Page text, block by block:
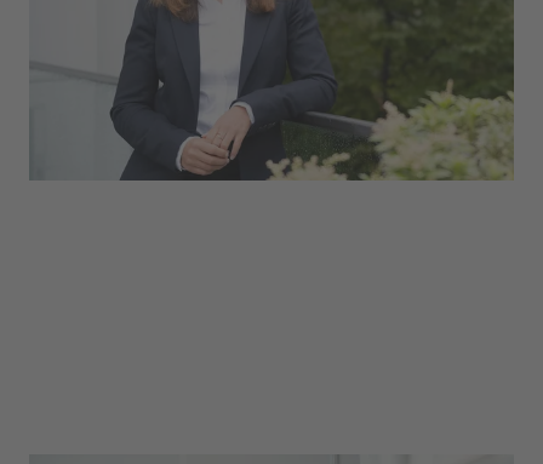
verschiedene Möglichkeiten, den richtigen
Karriereweg einzuschlagen.